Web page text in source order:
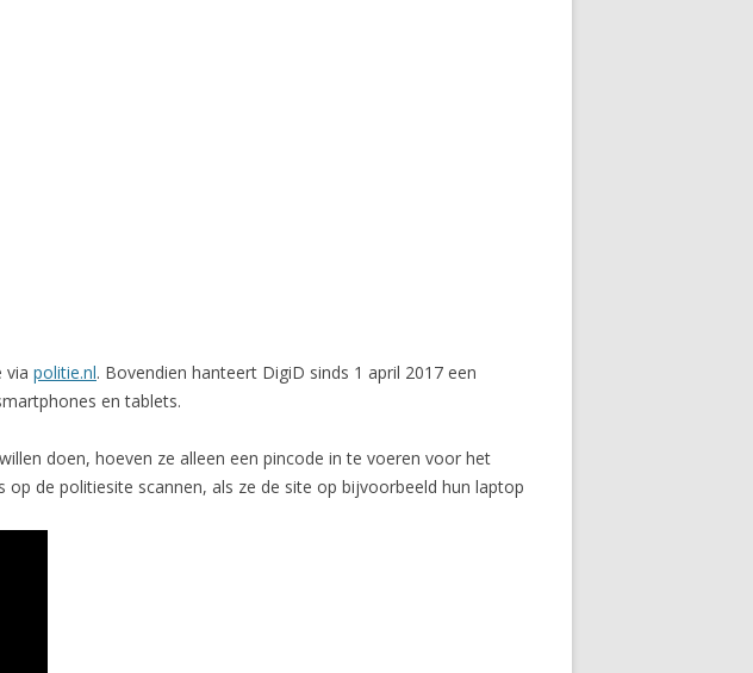
via politie.nl. Bovendien hanteert DigiD sinds 1 april 2017 een
en tablets.
doen, hoeven ze alleen een pincode in te voeren voor het
de politiesite scannen, als ze de site op bijvoorbeeld hun laptop